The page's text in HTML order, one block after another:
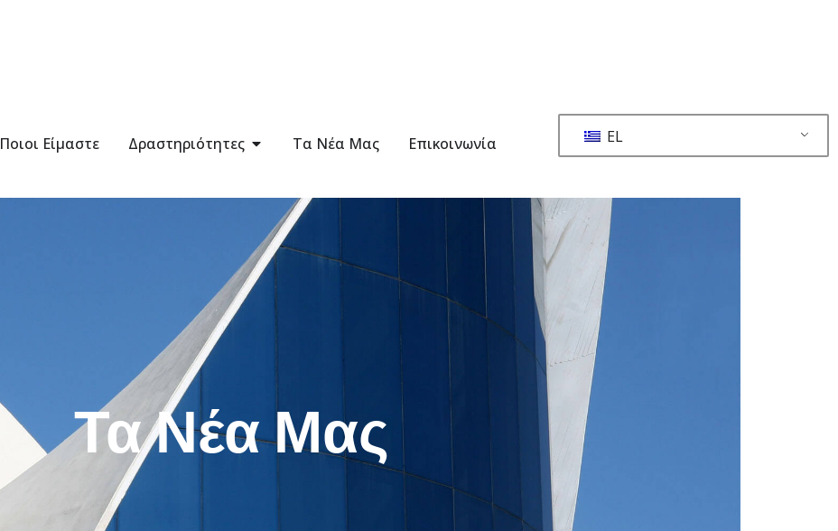
Ποιοι Είμαστε Δραστηριότητες Τα Νέα Μας Επικοινωνία EL
Τα Νέα Μας